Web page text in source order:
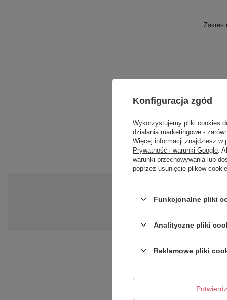
Zakres
Zadaj pytanie a my odpowiemy
Konfiguracja zgód
Wykorzystujemy pliki cookies
działania marketingowe -
Więcej informacji znajdziesz w
Prywatność i warunki Google .
warunki przechowywania lub
poprzez usunięcie plików
Funkcjonalne pliki
Analityczne pliki
Reklamowe pliki